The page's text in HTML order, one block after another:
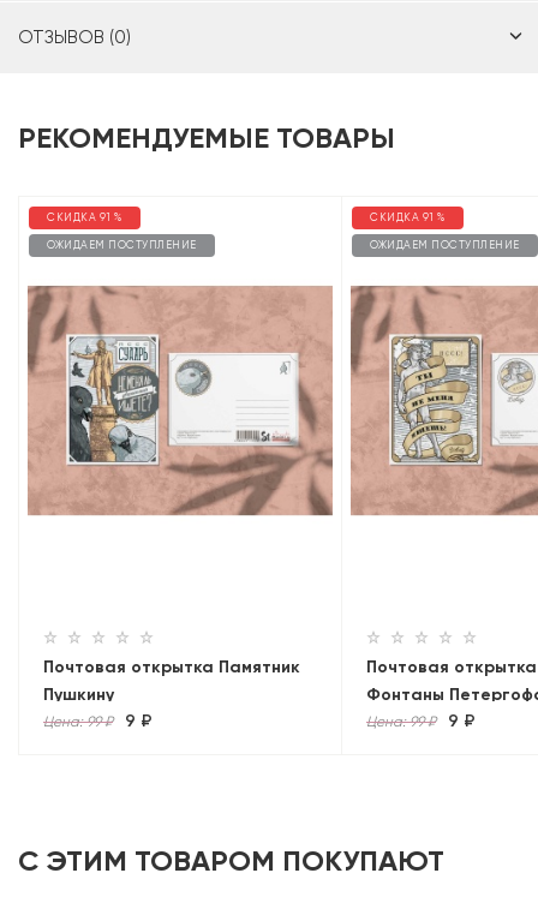
ОТЗЫВОВ (0)
РЕКОМЕНДУЕМЫЕ ТОВАРЫ
СКИДКА 91 %
ОЖИДАЕМ ПОСТУПЛЕНИЕ
Почтовая открытка Памятник
Пушкину
Цена: 99 ₽ 9 ₽
СКИДКА 91 %
ОЖИДАЕМ ПОСТУПЛЕНИЕ
Почтовая
Фонтаны
Цена: 99 ₽ 9 ₽
С ЭТИМ ТОВАРОМ ПОКУПАЮТ